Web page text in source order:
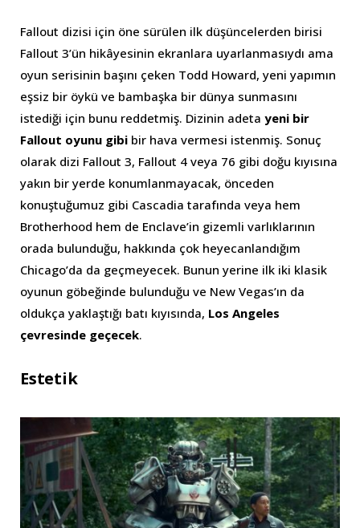
Fallout dizisi için öne sürülen ilk düşüncelerden birisi
Fallout 3’ün hikâyesinin ekranlara uyarlanmasıydı ama
oyun serisinin başını çeken Todd Howard, yeni yapımın
eşsiz bir öykü ve bambaşka bir dünya sunmasını
istediği için bunu reddetmiş. Dizinin adeta yeni bir
Fallout oyunu gibi bir hava vermesi istenmiş. Sonuç
olarak dizi Fallout 3, Fallout 4 veya 76 gibi doğu kıyısına
yakın bir yerde konumlanmayacak, önceden
konuştuğumuz gibi Cascadia tarafında veya hem
Brotherhood hem de Enclave’in gizemli varlıklarının
orada bulunduğu, hakkında çok heyecanlandığım
Chicago’da da geçmeyecek. Bunun yerine ilk iki klasik
oyunun göbeğinde bulunduğu ve New Vegas’ın da
oldukça yaklaştığı batı kıyısında, Los Angeles
çevresinde geçecek.
Estetik